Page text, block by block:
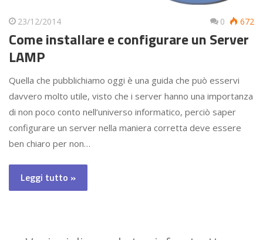
23/12/2014 0 672
Come installare e configurare un Server
LAMP
Quella che pubblichiamo oggi è una guida che può esservi
davvero molto utile, visto che i server hanno una importanza
di non poco conto nell’universo informatico, perciò saper
configurare un server nella maniera corretta deve essere
ben chiaro per non…
Leggi tutto »